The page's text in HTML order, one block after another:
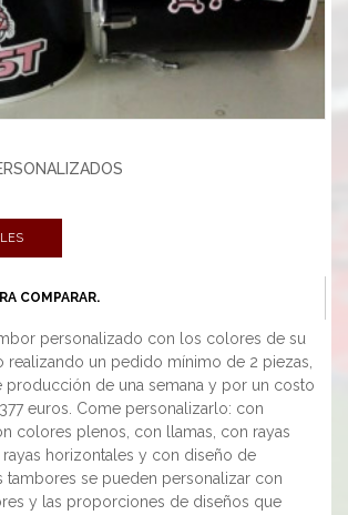
COMPARAR.
personalizado con los colores de su
realizando un pedido mínimo de 2 piezas,
producción de una semana y por un costo
euros. Come personalizarlo: con
colores plenos, con llamas, con rayas
horizontales y con diseño de
tambores se pueden personalizar con
y las proporciones de diseños que